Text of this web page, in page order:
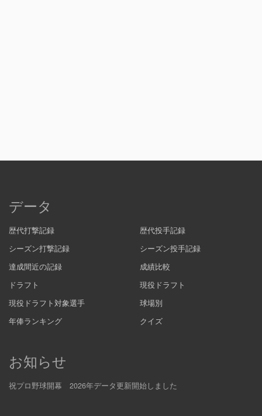
データ
歴代打撃記録
歴代投手記録
シーズン打撃記録
シーズン投手記録
達成間近の記録
成績比較
ドラフト
現役ドラフト
現役ドラフト対象選手
球場別
年俸ランキング
クイズ
お知らせ
祝プロ野球開幕 2026年データ更新開始しました